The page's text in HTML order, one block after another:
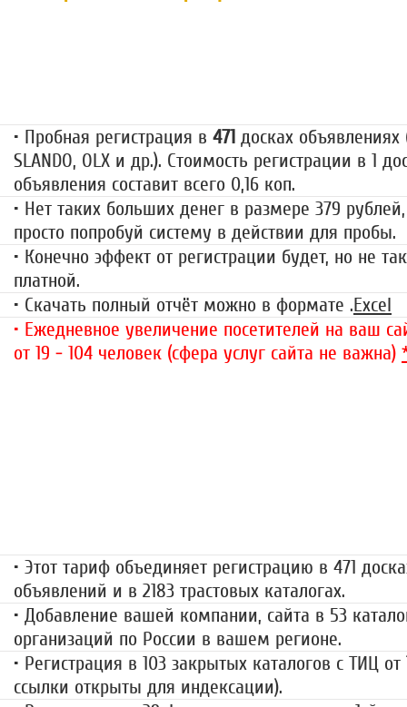
• Пробная регистрация в 471 досках объявлениях
SLANDO, OLX и др.). Стоимость регистрации в 1
объявления составит всего 0,16 коп.
• Нет таких больших денег в размере 379
просто попробуй систему в действии для пробы.
• Конечно эффект от регистрации будет, но не
платной.
• Скачать полный отчёт можно в формате .Excel
• Ежедневное увеличение посетителей на ваш
от 19 - 104 человек (сфера услуг сайта не важна)
• Этот тариф объединяет регистрацию в 471
объявлений и в 2183 трастовых каталогах.
• Добавление вашей компании, сайта в 53
организаций по России в вашем регионе.
• Регистрация в 103 закрытых каталогов с ТИЦ от
ссылки открыты для индексации).